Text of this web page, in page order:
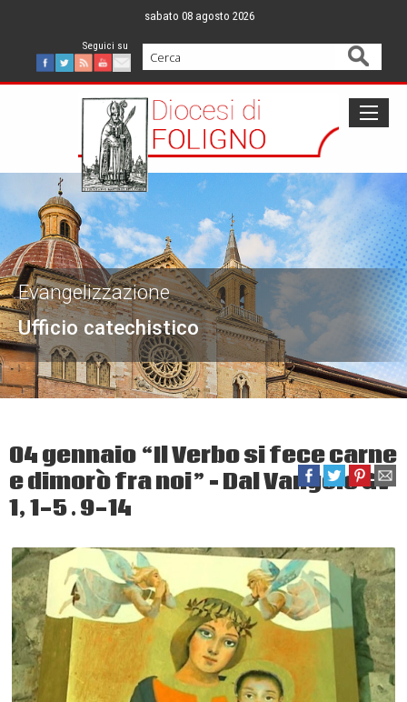
content
sabato 08 agosto 2026
Facebook
Twitter
FeedYoutube
Mail
Cerca
Ufficio catechistico
Evangelizzazione
04 gennaio “Il Verbo si fece carne
e dimorò fra noi” – Dal Vangelo Gv
1, 1-5 . 9-14